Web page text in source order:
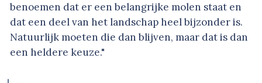
benoemen dat er een belangrijke molen staat en
dat een deel van het landschap heel bijzonder is.
Natuurlijk moeten die dan blijven, maar dat is dan
een heldere keuze."